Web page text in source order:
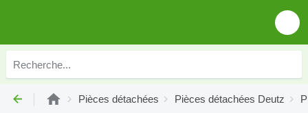
Pièces détachées Pièces détachées Deutz